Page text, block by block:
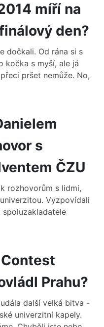
míří na
den?
dočkali. Od rána si s
kočka s myší, ale já
pršet nemůže. No,
s
ČZU
rozhovorům s lidmi,
Vyzpovídali
spoluzakladatele
Prahu?
další velká bitva -
univerzitní kapely.